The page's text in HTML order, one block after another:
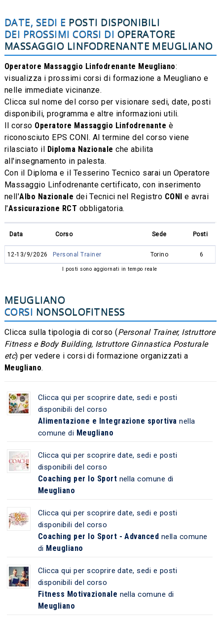
DATE, SEDI E POSTI DISPONIBILI
DEI PROSSIMI CORSI DI OPERATORE
MASSAGGIO LINFODRENANTE MEUGLIANO
Operatore Massaggio Linfodrenante Meugliano:
visualizza i prossimi corsi di formazione a Meugliano e
nelle immediate vicinanze.
Clicca sul nome del corso per visionare sedi, date, posti
disponibili, programma e altre informazioni utili.
Il corso Operatore Massaggio Linfodrenante è
riconosciuto EPS CONI. Al termine del corso viene
rilasciato il Diploma Nazionale che abilita
all'insegnamento in palesta.
Con il Diploma e il Tesserino Tecnico sarai un Operatore
Massaggio Linfodrenante certificato, con inserimento
nell'Albo Nazionale dei Tecnici nel Registro CONI e avrai
l'Assicurazione RCT obbligatoria.
Data Corso Sede Posti
12-13/9/2026 Personal Trainer Torino 6
I posti sono aggiornati in tempo reale
MEUGLIANO
CORSI NONSOLOFITNESS
Clicca sulla tipologia di corso (Personal Trainer, Istruttore
Fitness e Body Building, Istruttore Ginnastica Posturale
etc) per vedere i corsi di formazione organizzati a
Meugliano.
Clicca qui per scoprire date, sedi e posti
disponibili del corso
Alimentazione e Integrazione sportiva nella
comune di Meugliano
Clicca qui per scoprire date, sedi e posti
disponibili del corso
Coaching per lo Sport nella comune di
Meugliano
Clicca qui per scoprire date, sedi e posti
disponibili del corso
Coaching per lo Sport - Advanced nella comune
di Meugliano
Clicca qui per scoprire date, sedi e posti
disponibili del corso
Fitness Motivazionale nella comune di
Meugliano